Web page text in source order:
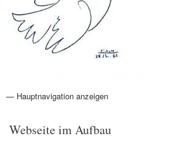
Hauptnavigation
— Hauptnavigation anzeigen
Aktionen
Friedensbewegung
Friedensprojekte
Home
Konflikte
Links
Narichtenlinks
News
Politik
Termine
Texte
Kunst
Friedensexperten
Friedensforschung
Friedensinitiativen
Friedensnachrichten
Webseite im Aufbau